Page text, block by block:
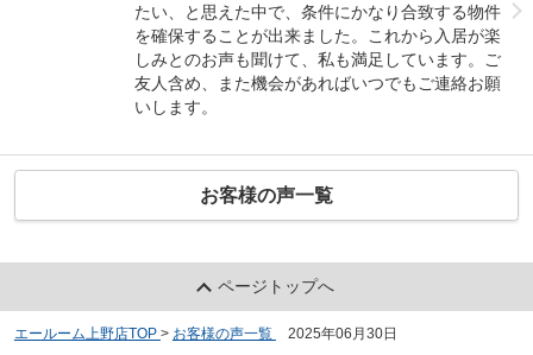
たい、と思えた中で、条件にかなり合致する物件
を確保することが出来ました。これから入居が楽
しみとのお声も聞けて、私も満足しています。ご
友人含め、また機会があればいつでもご連絡お願
いします。
お客様の声一覧
ページトップへ
エールーム上野店TOP > お客様の声一覧 2025年06月30日